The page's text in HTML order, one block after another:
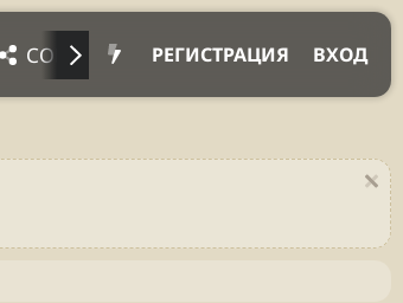
СОЦ. СЕТИ ПРОЧЕЕ ВХОД
РЕГИСТРАЦИЯ